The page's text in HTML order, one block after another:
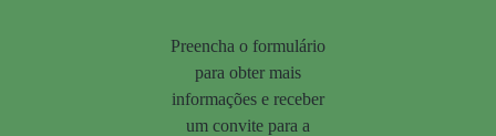
Preencha o formulário
para obter mais
informações e receber
um convite para a